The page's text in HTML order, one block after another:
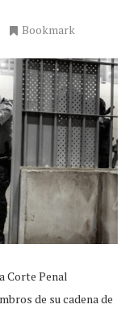
Bookmark
Corte Penal
de su cadena de